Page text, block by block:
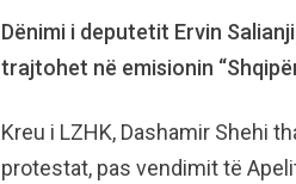
Dënimi i deputetit Ervin
trajtohet në emisionin
Kreu i LZHK, Dashamir Shehi
protestat, pas vendimit të